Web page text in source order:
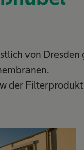
von Dresden
der